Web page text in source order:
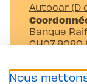
Autocar (D
Banque
CH07 8080
Auto-
Av. Juste-
Nous